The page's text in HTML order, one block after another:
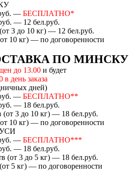
— БЕСПЛАТНО*
— 12 бел.руб.
3 до 10 кг) — 12 бел.руб.
10 кг) — по договоренности
ПО МИНСКУ
до 13.00 и будет
в день заказа
дней)
— БЕСПЛАТНО**
— 18 бел.руб.
(от 3 до 10 кг) — 18 бел.руб.
10 кг) — по договоренности
— БЕСПЛАТНО***
— 18 бел.руб.
(от 3 до 5 кг) — 18 бел.руб.
5 кг) — по договоренности